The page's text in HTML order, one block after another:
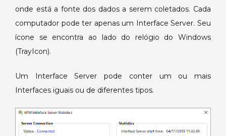
onde está a fonte dos dados a serem coletados. Cada
computador pode ter apenas um Interface Server. Seu
ícone se encontra ao lado do relógio do Windows
(TrayIcon).
Um Interface Server pode conter um ou mais
Interfaces iguais ou de diferentes tipos.